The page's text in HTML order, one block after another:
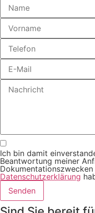
Ich bin damit
Beantwortung meiner
Datenschutzerklärung
Senden